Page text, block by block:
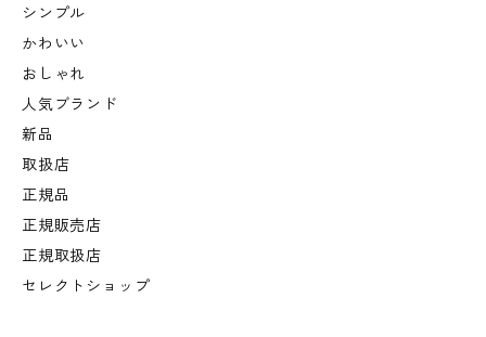
シンプル
かわいい
おしゃれ
人気ブランド
新品
取扱店
正規品
正規販売店
正規取扱店
セレクトショップ